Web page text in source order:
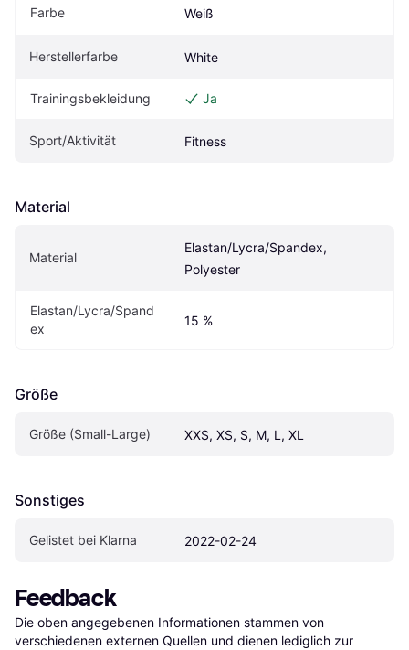
Farbe Weiß
Herstellerfarbe White
Trainingsbekleidung Ja
Sport/Aktivität Fitness
Material
Material
Elastan/Lycra/Spandex,
Polyester
Elastan/Lycra/Spand
ex
15 %
Größe
Größe (Small-Large) XXS, XS, S, M, L, XL
Sonstiges
Gelistet bei Klarna 2022-02-24
Feedback
Die oben angegebenen Informationen stammen von
verschiedenen externen Quellen und dienen lediglich zur